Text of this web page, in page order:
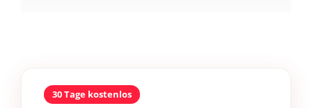
30 Tage kostenlos